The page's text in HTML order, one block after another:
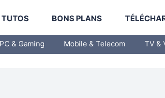
TUTOS BONS PLANS
PC & Gaming Mobile & Telecom TV &